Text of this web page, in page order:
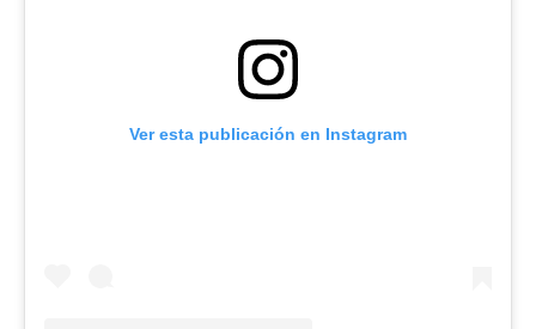
Ver esta publicación en Instagram